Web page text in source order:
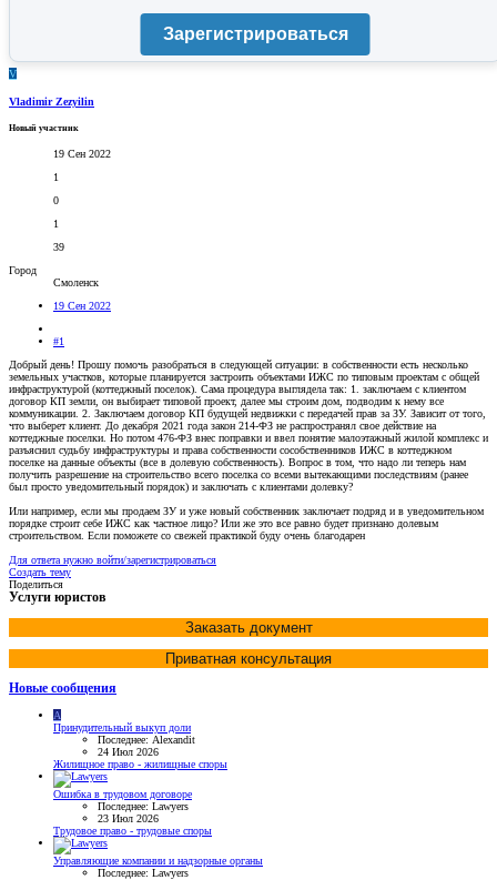
Зарегистрироваться
V
Vladimir Zezyilin
Новый участник
19 Сен 2022
1
0
1
39
Город
Смоленск
19 Сен 2022
#1
Добрый день! Прошу помочь разобраться в следующей ситуации: в собственности есть несколько
земельных участков, которые планируется застроить объектами ИЖС по типовым проектам с общей
инфраструктурой (коттеджный поселок). Сама процедура выглядела так: 1. заключаем с клиентом
договор КП земли, он выбирает типовой проект, далее мы строим дом, подводим к нему все
коммуникации. 2. Заключаем договор КП будущей недвижки с передачей прав за ЗУ. Зависит от того,
что выберет клиент. До декабря 2021 года закон 214-ФЗ не распространял свое действие на
коттеджные поселки. Но потом 476-ФЗ внес поправки и ввел понятие малоэтажный жилой комплекс и
разъяснил судьбу инфраструктуры и права собственности сособственников ИЖС в коттеджном
поселке на данные объекты (все в долевую собственность). Вопрос в том, что надо ли теперь нам
получить разрешение на строительство всего поселка со всеми вытекающими последствиям (ранее
был просто уведомительный порядок) и заключать с клиентами долевку?
Или например, если мы продаем ЗУ и уже новый собственник заключает подряд и в уведомительном
порядке строит себе ИЖС как частное лицо? Или же это все равно будет признано долевым
строительством. Если поможете со свежей практикой буду очень благодарен
Для ответа нужно войти/зарегистрироваться
Создать тему
Поделиться
Услуги юристов
Заказать документ
Приватная консультация
Новые сообщения
A
Принудительный выкуп доли
Последнее: Alexandit
24 Июл 2026
Жилищное право - жилищные споры
Ошибка в трудовом договоре
Последнее: Lawyers
23 Июл 2026
Трудовое право - трудовые споры
Управляющие компании и надзорные органы
Последнее: Lawyers